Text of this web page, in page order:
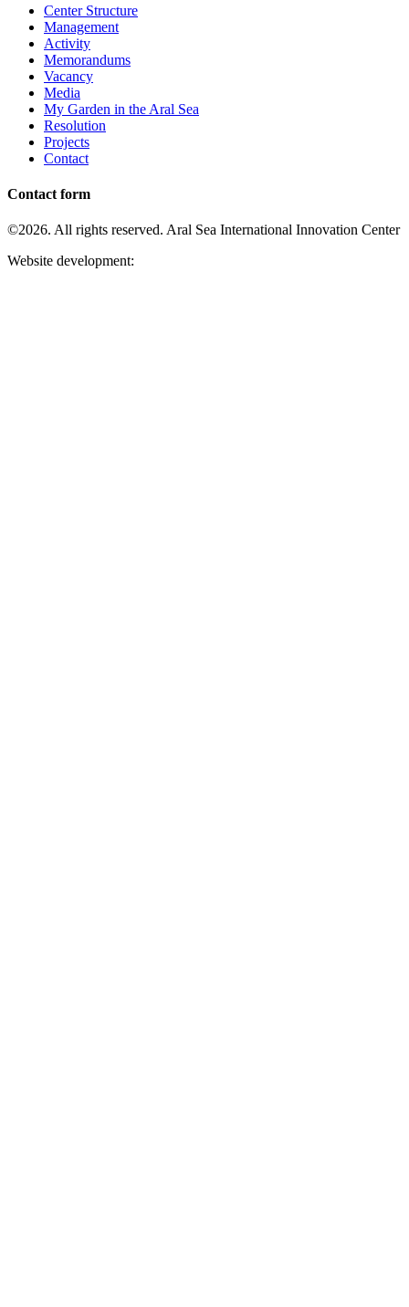
Center Structure
Management
Activity
Memorandums
Vacancy
Media
My Garden in the Aral Sea
Resolution
Projects
Contact
Contact form
©2026. All rights reserved. Aral Sea International Innovation Center
Website development: